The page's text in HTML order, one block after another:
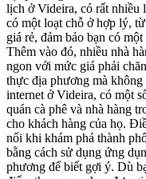
lịch ở Videira, có rất nhiều
có một loạt chỗ ở hợp lý,
giá rẻ, đảm bảo bạn có
Thêm vào đó, nhiều nhà
ngon với mức giá phải
thực địa phương mà
internet ở Videira, có một
quán cà phê và nhà hàng
cho khách hàng của họ.
nối khi khám phá thành
bằng cách sử dụng ứng
phương để biết gợi ý. Dù